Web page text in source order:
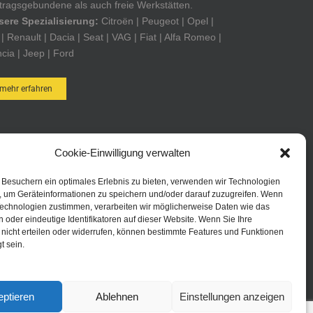
Cookie-Einwilligung verwalten
ein optimales Erlebnis zu bieten, verwenden wir Technologien
um Geräteinformationen zu speichern und/oder darauf zuzugreifen. Wenn
zustimmen, verarbeiten wir möglicherweise Daten wie das
oder eindeutige Identifikatoren auf dieser Website. Wenn Sie Ihre
erteilen oder widerrufen, können bestimmte Features und Funktionen
sein.
Ablehnen Einstellungen anzeigen
als auch freie Werkstätten.
Spezialisierung: Citroën | Peugeot | Opel |
| Renault | Dacia | Seat | VAG | Fiat | Alfa Romeo |
| Jeep | Ford
mehr erfahren
bei Autoteile Post AG Online sind Sie in
Lage schneller zu bestellen, kennen jederzeit den
Ihrer Bestellungen und haben immer eine
Übersicht über Ihre bisherigen Bestellungen.